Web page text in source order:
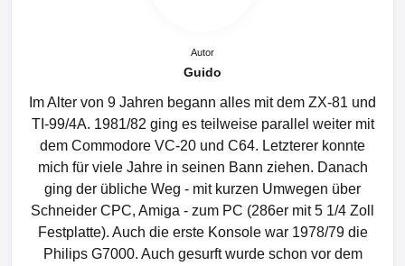
Autor
Guido
Im Alter von 9 Jahren begann alles mit dem ZX-81 und
TI-99/4A. 1981/82 ging es teilweise parallel weiter mit
dem Commodore VC-20 und C64. Letzterer konnte
mich für viele Jahre in seinen Bann ziehen. Danach
ging der übliche Weg - mit kurzen Umwegen über
Schneider CPC, Amiga - zum PC (286er mit 5 1/4 Zoll
Festplatte). Auch die erste Konsole war 1978/79 die
Philips G7000. Auch gesurft wurde schon vor dem